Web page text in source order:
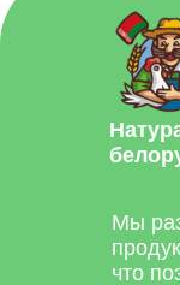
Мы
что